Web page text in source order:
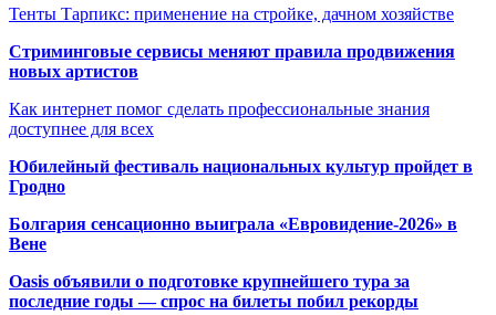
Тенты Тарпикс: применение на стройке, дачном хозяйстве
Стриминговые сервисы меняют правила продвижения
новых артистов
Как интернет помог сделать профессиональные знания
доступнее для всех
Юбилейный фестиваль национальных культур пройдет в
Гродно
Болгария сенсационно выиграла «Евровидение-2026» в
Вене
Oasis объявили о подготовке крупнейшего тура за
последние годы — спрос на билеты побил рекорды